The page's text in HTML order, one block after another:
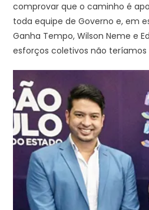
comprovar que o caminho é
toda equipe de Governo e, em
Ganha Tempo, Wilson Neme e
esforços coletivos não